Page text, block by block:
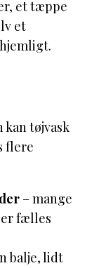
et tæppe
et
kan tøjvask
flere
– mange
fælles
balje, lidt